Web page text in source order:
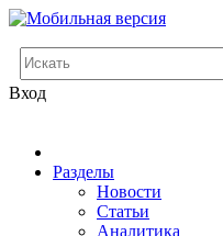
Вход
Разделы
Новости
Статьи
Аналитика